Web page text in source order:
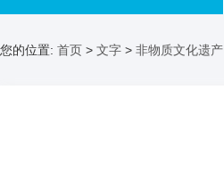
您的位置: 首页 > 文字 > 非物质文化遗产